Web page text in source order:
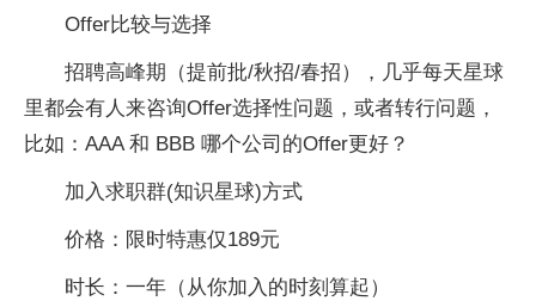
Offer比较与选择
招聘高峰期（提前批/秋招/春招），几乎每天星球
里都会有人来咨询Offer选择性问题，或者转行问题，
比如：AAA 和 BBB 哪个公司的Offer更好？
加入求职群(知识星球)方式
价格：限时特惠仅189元
时长：一年（从你加入的时刻算起）